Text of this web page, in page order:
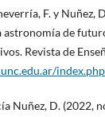
F. y Nuñez,
astronomía de
Revista de
Nuñez, D. (2022,